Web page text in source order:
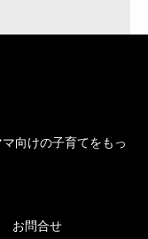
向けの子育てをもっ
お問合せ